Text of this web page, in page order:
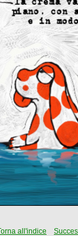
all'indice